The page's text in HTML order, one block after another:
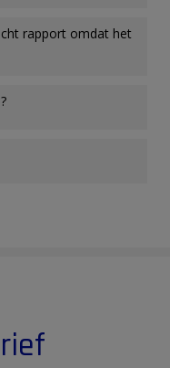
rapport omdat het